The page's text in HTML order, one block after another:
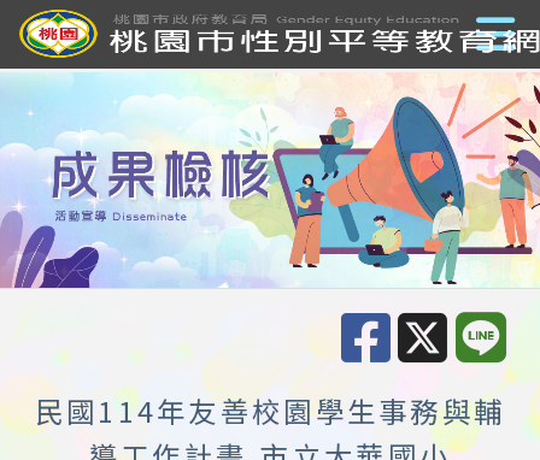
民國114年友善校園學生事務與輔